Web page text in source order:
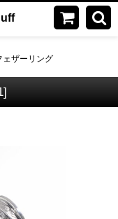
ェザーリング
]